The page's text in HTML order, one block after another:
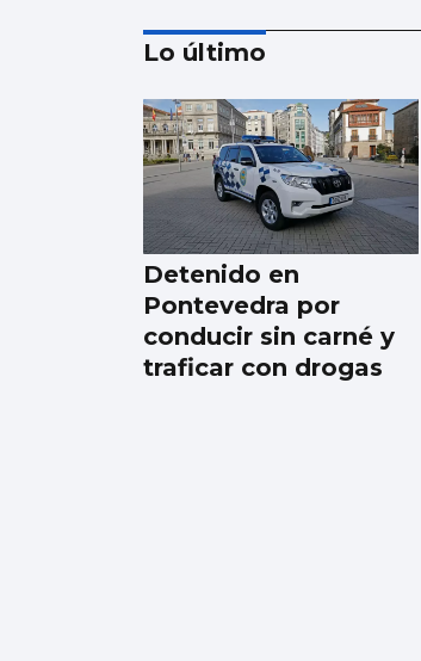
REMO
Borja con en el
cuatro sin
Lo último
Detenido en
Pontevedra por
conducir sin carné y
traficar con drogas